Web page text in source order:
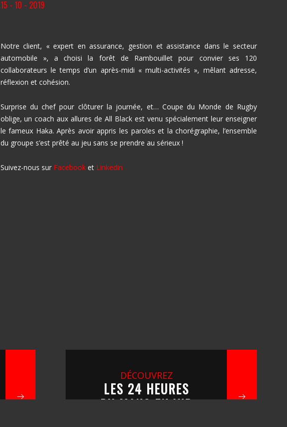
15 - 10 - 2019
Notre client, « expert en assurance, gestion et assistance dans le secteur
automobile », a choisi la forêt de Rambouillet pour convier ses 120
collaborateurs le temps d’un après-midi « multi-activités », mêlant adresse,
réflexion et cohésion.
Surprise du chef pour clôturer la journée, et… Coupe du Monde de Rugby
oblige, un coach aux allures de All Black est venu spécialement leur enseigner
le fameux Haka. Après avoir appris les paroles et la chorégraphie, l’ensemble
du groupe s’est prêté au jeu sans se prendre au sérieux !
Suivez-nous sur Facebook et Linkedin
DÉCOUVREZ
LES 24 HEURES
DU MANS EN VIP